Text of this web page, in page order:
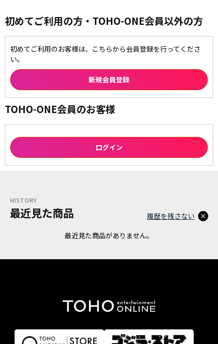
初めてご利用の方・TOHO-ONE会員以外の方
初めてご利用のお客様は、こちらから会員登録を行ってくださ
い。
TOHO-ONE会員のお客様
HISTORY
最近見た商品
最近見た商品がありません。
履歴を残さない